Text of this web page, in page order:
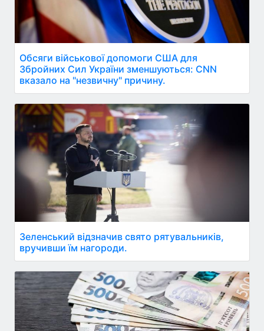
Обсяги військової допомоги США для
Збройних Сил України зменшуються: CNN
вказало на "незвичну" причину.
Зеленський відзначив свято рятувальників,
вручивши їм нагороди.